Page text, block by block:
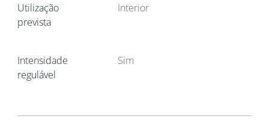
Utilização
prevista
Interior
Intensidade
regulável
Sim